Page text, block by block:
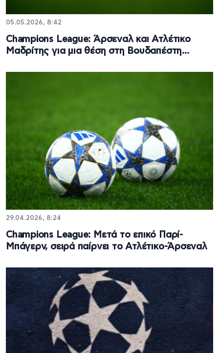
05.05.2026, 8:42
Champions League: Άρσεναλ και Ατλέτικο
Μαδρίτης για μια θέση στη Βουδαπέστη…
29.04.2026, 8:24
Champions League: Μετά το επικό Παρί-
Μπάγερν, σειρά παίρνει το Ατλέτικο-Άρσεναλ